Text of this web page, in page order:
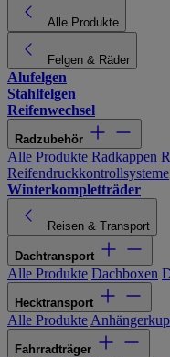
Alle Produkte
Felgen & Räder
Alufelgen
Stahlfelgen
Reifenwechsel
Radzubehör
Alle Produkte Radkappen
Reifendruckkontrollsysteme
Winterkompletträder
Reisen & Transport
Dachtransport
Alle Produkte Dachboxen
Hecktransport
Alle Produkte
Fahrradträger